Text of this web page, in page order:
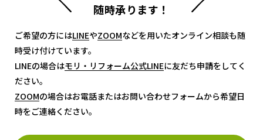
随時承ります！
ご希望の方にはLINE
LINEやZOOM
ZOOMなどを用いたオンライン相談も随
時受け付けています。
LINEの場合はモリ・リフォーム公式LINE
モリ・リフォーム公式LINEに友だち申請をしてく
ださい。
ZOOM
ZOOMの場合はお電話またはお問い合わせフォームから希望日
時をご連絡ください。